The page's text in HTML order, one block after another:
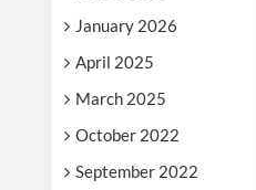
January 2026
April 2025
March 2025
October 2022
September 2022